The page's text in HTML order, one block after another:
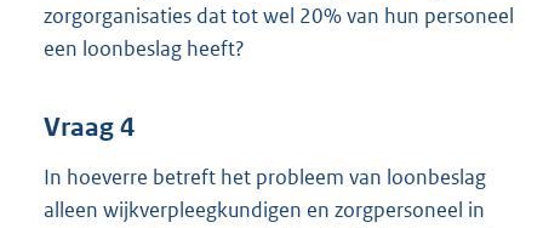
zorgorganisaties dat tot wel 20% van hun personeel
een loonbeslag heeft?
Vraag 4
In hoeverre betreft het probleem van loonbeslag
alleen wijkverpleegkundigen en zorgpersoneel in